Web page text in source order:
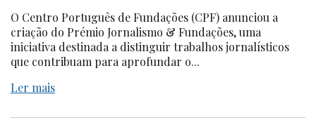
O Centro Português de Fundações (CPF) anunciou a
criação do Prémio Jornalismo & Fundações, uma
iniciativa destinada a distinguir trabalhos jornalísticos
que contribuam para aprofundar o...
Ler mais